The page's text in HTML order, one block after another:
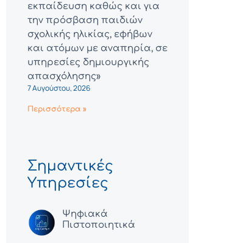
εκπαίδευση καθώς και για
την πρόσβαση παιδιών
σχολικής ηλικίας, εφήβων
και ατόμων με αναπηρία, σε
υπηρεσίες δημιουργικής
απασχόλησης»
7 Αυγούστου, 2026
Περισσότερα »
Σημαντικές
Υπηρεσίες
Ψηφιακά
Πιστοποιητικά